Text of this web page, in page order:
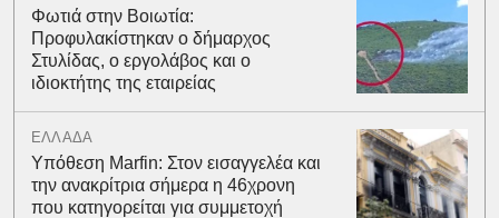
Φωτιά στην Βοιωτία:
Προφυλακίστηκαν ο δήμαρχος
Στυλίδας, ο εργολάβος και ο
ιδιοκτήτης της εταιρείας
ΕΛΛΑΔΑ
Υπόθεση Marfin: Στον εισαγγελέα και
την ανακρίτρια σήμερα η 46χρονη
που κατηγορείται για συμμετοχή